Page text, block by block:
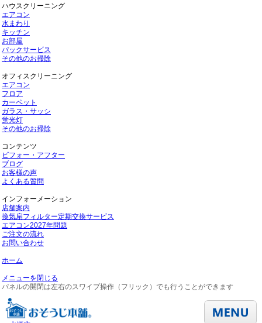
ハウスクリーニング
エアコン
水まわり
キッチン
お部屋
パックサービス
その他のお掃除
オフィスクリーニング
エアコン
フロア
カーペット
ガラス・サッシ
蛍光灯
その他のお掃除
コンテンツ
ビフォー・アフター
ブログ
お客様の声
よくある質問
インフォーメーション
店舗案内
換気扇フィルター定期交換サービス
エアコン2027年問題
ご注文の流れ
お問い合わせ
ホーム
メニューを閉じる
パネルの開閉は左右のスワイプ操作（フリック）でも行うことができます